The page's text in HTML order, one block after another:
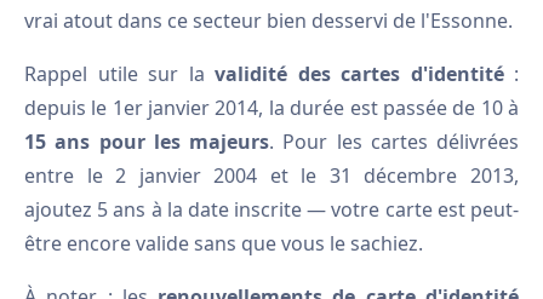
vrai atout dans ce secteur bien desservi de l'Essonne.
Rappel utile sur la validité des cartes d'identité:
depuis le 1er janvier 2014, la durée est passée de 10 à
15 ans pour les majeurs. Pour les cartes délivrées
entre le 2 janvier 2004 et le 31 décembre 2013,
ajoutez 5 ans à la date inscrite — votre carte est peut-
être encore valide sans que vous le sachiez.